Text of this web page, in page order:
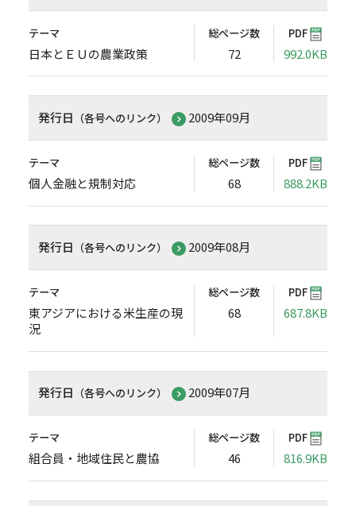
テーマ
日本とＥＵの農業政策
総ページ数
72
PDF
992.0KB
発行日 （各号へのリンク） 2009年09月
テーマ
個人金融と規制対応
総ページ数
68
PDF
888.2KB
発行日 （各号へのリンク） 2009年08月
テーマ
東アジアにおける米生産の現
況
総ページ数
68
PDF
687.8KB
発行日 （各号へのリンク） 2009年07月
テーマ
組合員・地域住民と農協
総ページ数
46
PDF
816.9KB